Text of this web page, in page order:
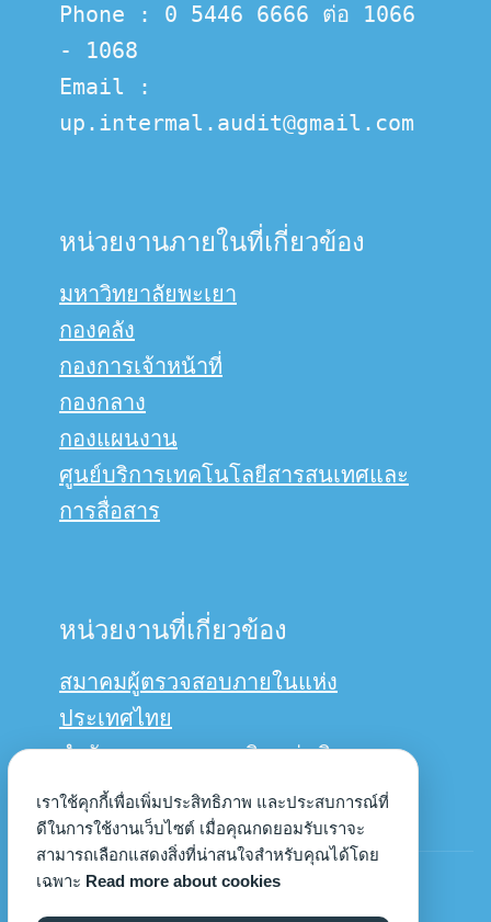
Phone : 0 5446 6666 ต่อ 1066
- 1068
Email :
up.intermal.audit@gmail.com
หน่วยงานภายในที่เกี่ยวข้อง
มหาวิทยาลัยพะเยา
กองคลัง
กองการเจ้าหน้าที่
กองกลาง
กองแผนงาน
ศูนย์บริการเทคโนโลยีสารสนเทศและ
การสื่อสาร
หน่วยงานที่เกี่ยวข้อง
สมาคมผู้ตรวจสอบภายในแห่ง
ประเทศไทย
สำนักงานการตรวจเงินแผ่นดิน
กรมบัญชีกลาง
© Copyright 2022us
เราใช้คุกกี้เพื่อเพิ่มประสิทธิภาพ และประสบการณ์ที่
ดีในการใช้งานเว็บไซต์ เมื่อคุณกดยอมรับเราจะ
สามารถเลือกแสดงสิ่งที่น่าสนใจสำหรับคุณได้โดย
เฉพาะ Read more about cookies